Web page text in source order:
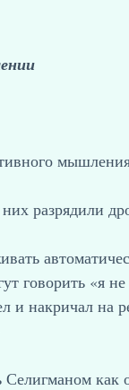
разрядили
говорить «я
и накричал на
Селигманом как